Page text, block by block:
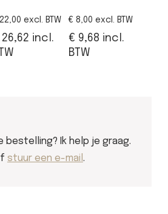
excl. BTW
incl.
€ 8,00 excl. BTW
€ 9,68 incl.
BTW
bestelling? Ik help je graag.
stuur een e-mail .